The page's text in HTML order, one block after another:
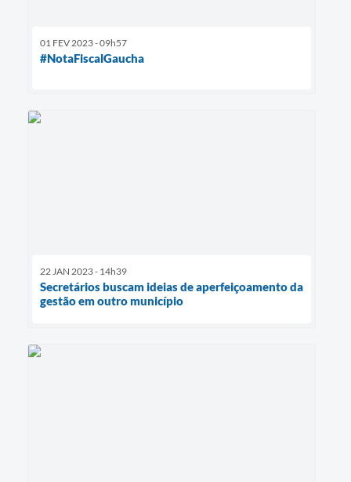
01 FEV 2023 - 09h57
#NotaFiscalGaucha
22 JAN 2023 - 14h39
Secretários buscam ideias de aperfeiçoamento da
gestão em outro município